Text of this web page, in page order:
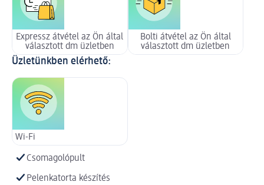
Expressz átvétel az Ön által
választott dm üzletben
Bolti átvétel az Ön által
választott dm üzletben
Üzletünkben elérhető:
Wi-Fi
Csomagolópult
Pelenkatorta készítés